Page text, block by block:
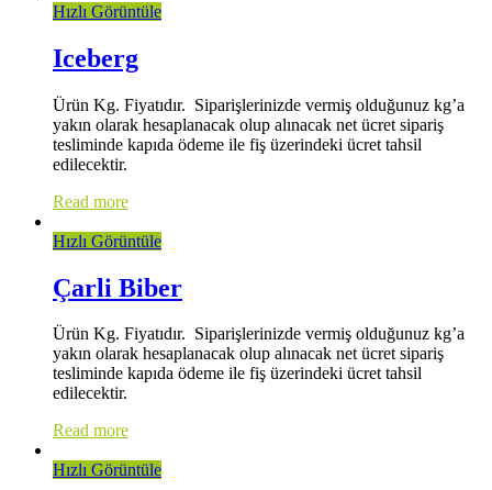
Hızlı Görüntüle
Iceberg
Ürün Kg. Fiyatıdır. Siparişlerinizde vermiş olduğunuz kg’a
yakın olarak hesaplanacak olup alınacak net ücret sipariş
tesliminde kapıda ödeme ile fiş üzerindeki ücret tahsil
edilecektir.
Read more
Hızlı Görüntüle
Çarli Biber
Ürün Kg. Fiyatıdır. Siparişlerinizde vermiş olduğunuz kg’a
yakın olarak hesaplanacak olup alınacak net ücret sipariş
tesliminde kapıda ödeme ile fiş üzerindeki ücret tahsil
edilecektir.
Read more
Hızlı Görüntüle